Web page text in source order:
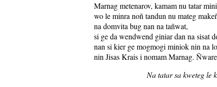
Marnag metenarov, kamam nu tatar
wo le minra noñ tandun nu mateg
na domvita bug nan na tañwat,
si ge da wendwend giniar dan na sisat
nan si kier ge mogmogi miniok nin na
nin Jisas Krais i nomam Marnag.
Na tatar sa kweteg le